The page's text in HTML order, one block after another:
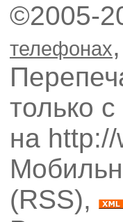
©2005-
телефонах
только
на
(RSS),